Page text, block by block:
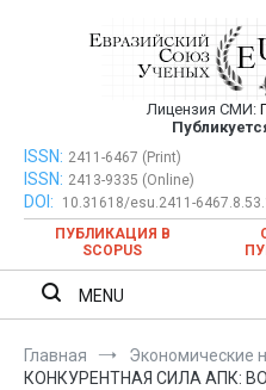
публикация
ежемесячном
Лицензия СМИ:
Евразийский Союз Ученых
ежемесячном
ISSN: 2411-6467 (Print)
ISSN: 2413-9335 (Online)
DOI:
10.31618/esu.2411-
ПУБЛИКАЦИЯ В
SCOPUS
MENU
Главная
Экономические
КОНКУРЕНТНАЯ СИЛА АПК: